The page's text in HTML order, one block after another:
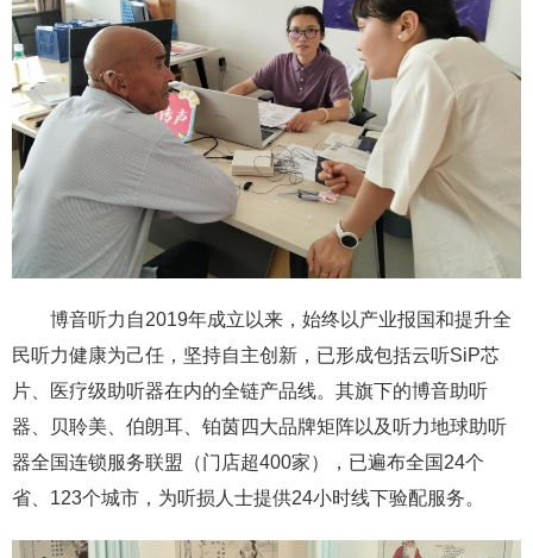
博音听力自2019年成立以来，始终以产业报国和提升全
民听力健康为己任，坚持自主创新，已形成包括云听SiP芯
片、医疗级助听器在内的全链产品线。其旗下的博音助听
器、贝聆美、伯朗耳、铂茵四大品牌矩阵以及听力地球助听
器全国连锁服务联盟（门店超400家），已遍布全国24个
省、123个城市，为听损人士提供24小时线下验配服务。